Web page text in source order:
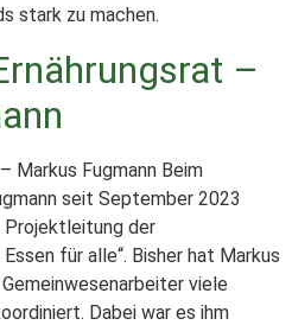
stark zu machen.
–
Markus Fugmann Beim
seit September 2023
Projektleitung der
für alle“. Bisher hat Markus
viele
Dabei war es ihm